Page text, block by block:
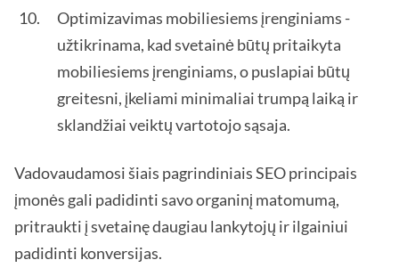
Optimizavimas mobiliesiems įrenginiams -
užtikrinama, kad svetainė būtų pritaikyta
mobiliesiems įrenginiams, o puslapiai būtų
greitesni, įkeliami minimaliai trumpą laiką ir
sklandžiai veiktų vartotojo sąsaja.
Vadovaudamosi šiais pagrindiniais SEO principais
įmonės gali padidinti savo organinį matomumą,
pritraukti į svetainę daugiau lankytojų ir ilgainiui
padidinti konversijas.